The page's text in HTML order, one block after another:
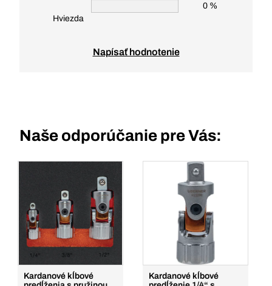
Hviezda
0 %
Napísať hodnotenie
Naše odporúčanie pre Vás:
Kardanové kĺbové
Kardanové kĺbové